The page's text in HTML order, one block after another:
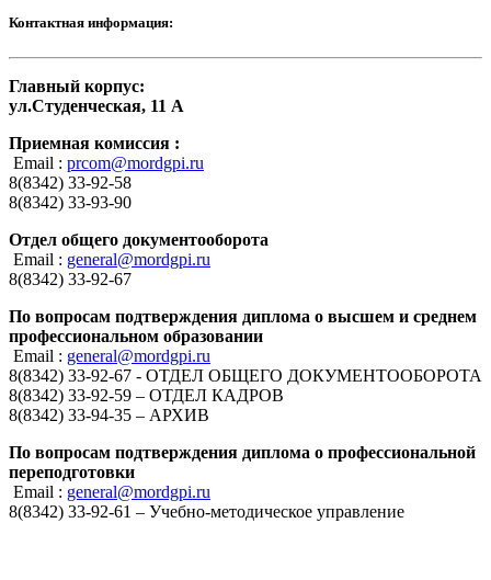
Контактная информация:
Главный корпус:
ул.Студенческая, 11 А
Приемная комиссия :
Email : prcom@mordgpi.ru
8(8342) 33-92-58
8(8342) 33-93-90
Отдел общего документооборота
Email : general@mordgpi.ru
8(8342) 33-92-67
По вопросам подтверждения диплома о высшем и среднем
профессиональном образовании
Email : general@mordgpi.ru
8(8342) 33-92-67 - ОТДЕЛ ОБЩЕГО ДОКУМЕНТООБОРОТА
8(8342) 33-92-59 – ОТДЕЛ КАДРОВ
8(8342) 33-94-35 – АРХИВ
По вопросам подтверждения диплома о профессиональной
переподготовки
Email : general@mordgpi.ru
8(8342) 33-92-61 – Учебно-методическое управление